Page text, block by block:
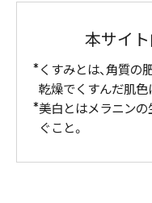
本サイ
くすみとは、角質の
乾燥でくすんだ肌色
美白とはメラニンの
ぐこと。